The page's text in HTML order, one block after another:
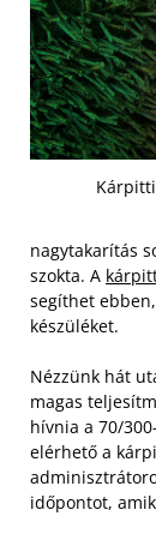
nagytakarítás
szokta. A
segíthet
készüléket.
Nézzünk hát
magas
hívnia a 70/
elérhető a
időpontot,